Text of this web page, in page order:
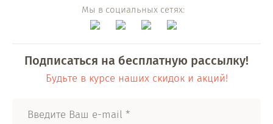
Мы в социальных сетях:
Подписаться на бесплатную рассылку!
Будьте в курсе наших скидок и акций!